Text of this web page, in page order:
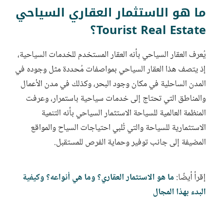
ما هو الاستثمار العقاري السياحي
Tourist Real Estate؟
يُعرف العقار السياحي بأنه العقار المستخدم للخدمات السياحية،
إذ يتصف هذا العقار السياحي بمواصفات مُحددة مثل وجوده في
المدن الساحلية في مكان وجود البحر، وكذلك في مدن الأعمال
والمناطق التي تحتاج إلى خدمات سياحية باستمرار، وعرفت
المنظمة العالمية للسياحة الاستثمار السياحي بأنه التنمية
الاستثمارية للسياحة والتي تُلبي احتياجات السياح والمواقع
المضيفة إلى جانب توفير وحماية الفرص للمستقبل.
إقرأ أيضًا: ما هو الاستثمار العقاري؟ وما هي أنواعه؟ وكيفية
البدء بهذا المجال